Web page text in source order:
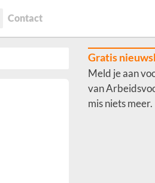
Contact
Gratis
Meld je aan
van
mis niets meer.